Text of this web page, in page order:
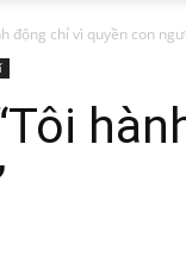
động chỉ vì quyền con